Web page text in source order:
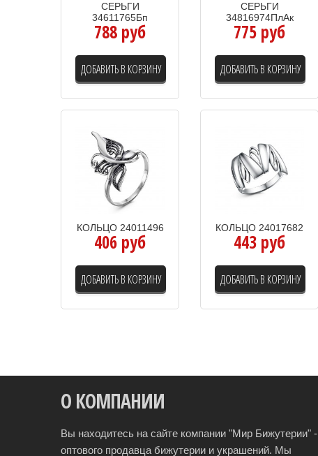
СЕРЬГИ
34611765Бп
788 руб
ДОБАВИТЬ В КОРЗИНУ
СЕРЬГИ
34816974ПлАк
775 руб
ДОБАВИТЬ В КОРЗИНУ
КОЛЬЦО 24011496
406 руб
ДОБАВИТЬ В КОРЗИНУ
КОЛЬЦО 24017682
443 руб
ДОБАВИТЬ В КОРЗИНУ
О КОМПАНИИ
Вы находитесь на сайте компании "Мир Бижутерии" -
оптового продавца бижутерии и украшений. Мы